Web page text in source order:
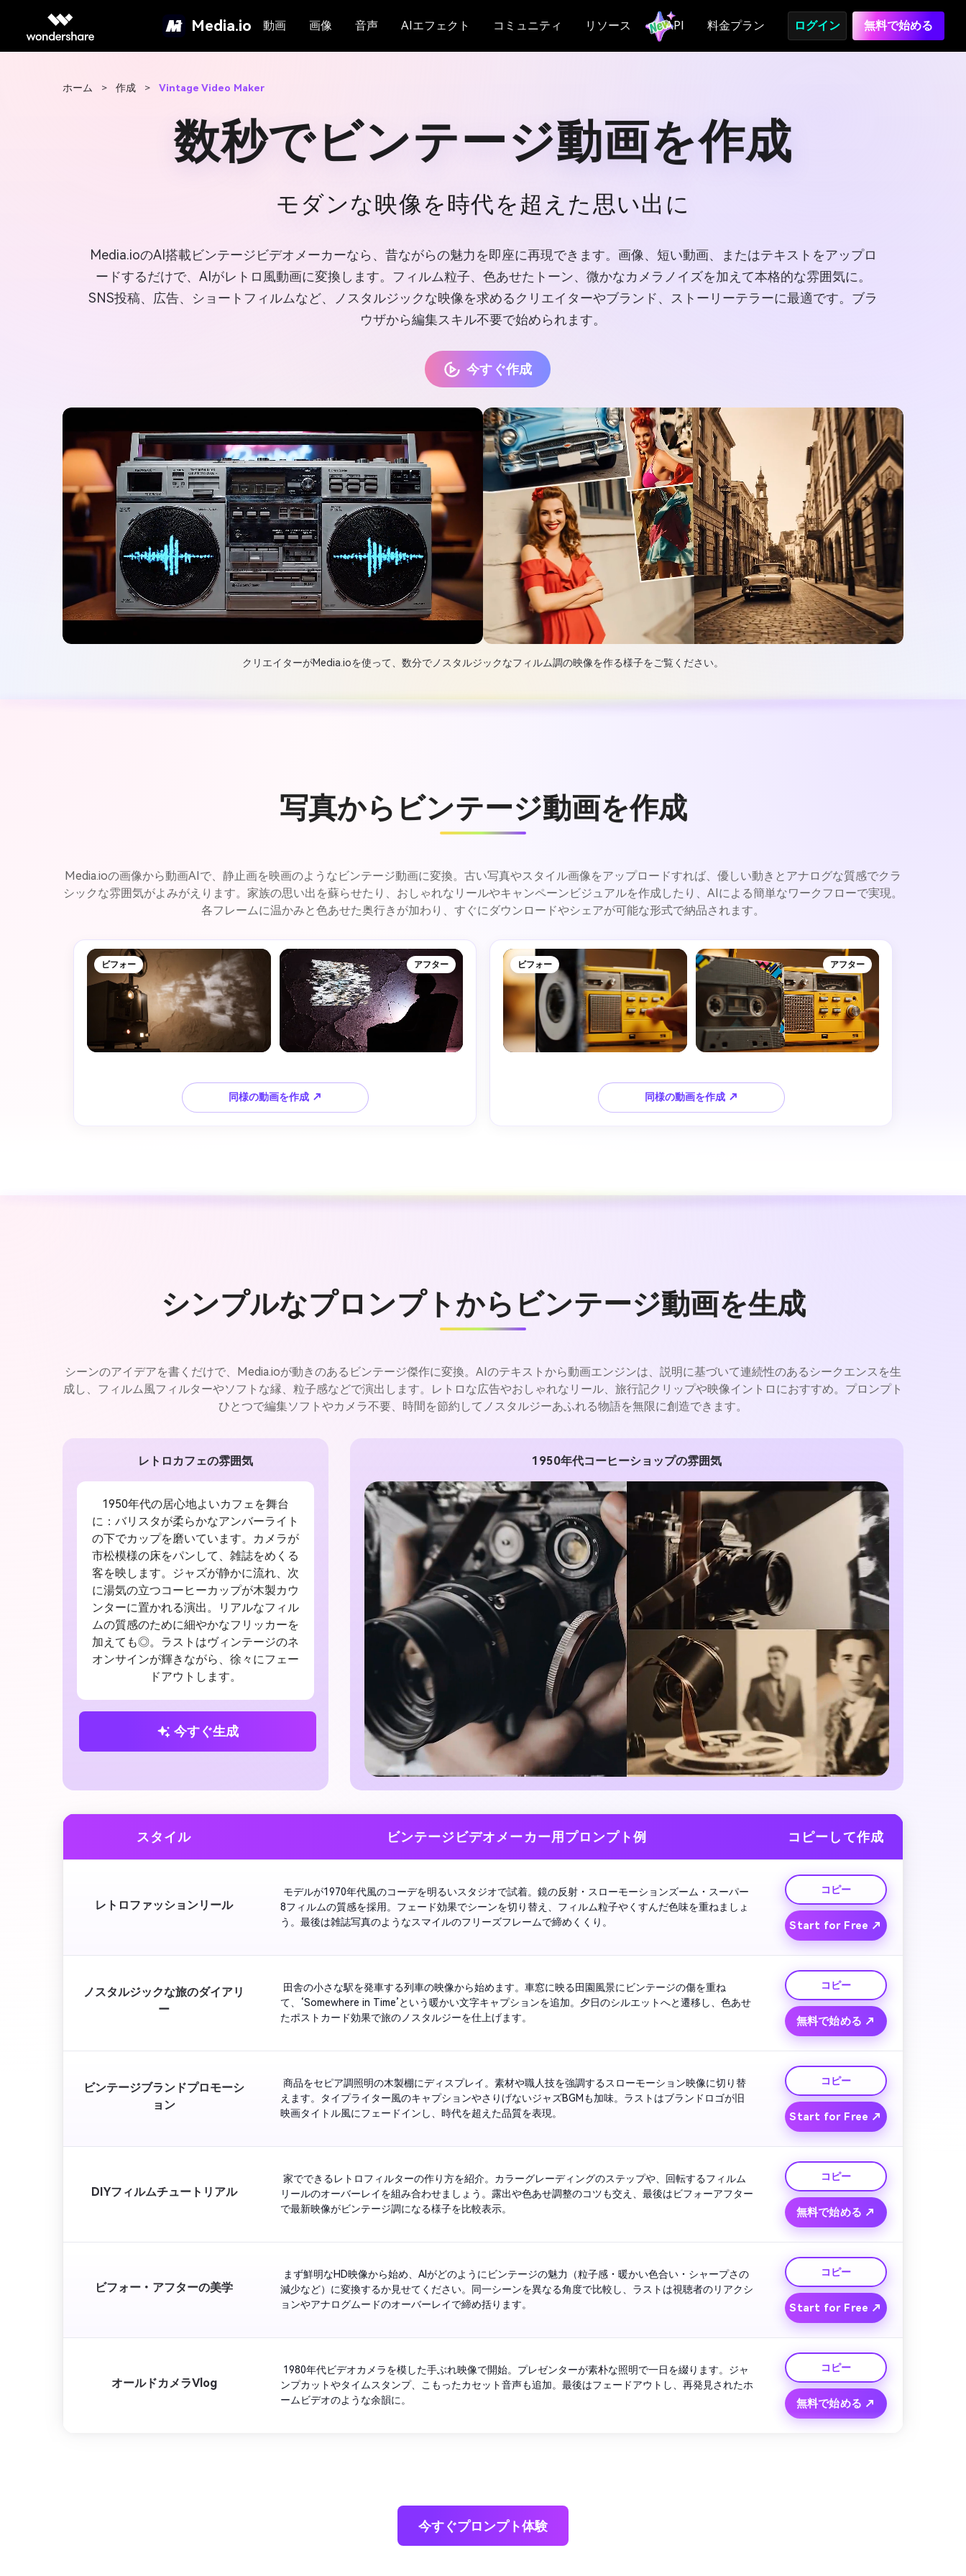
Media.io 動画 画像 音声 AIエフェクト コミュニティ リソース API 料金プラン ログイン 無料で始める
ホーム > 作成 > Vintage Video Maker
数秒でビンテージ動画を作成
モダンな映像を時代を超えた思い出に
Media.ioのAI搭載ビンテージビデオメーカーなら、昔ながらの魅力を即座に再現できます。画像、短い動画、またはテキストをアップロ
ードするだけで、AIがレトロ風動画に変換します。フィルム粒子、色あせたトーン、微かなカメラノイズを加えて本格的な雰囲気に。
SNS投稿、広告、ショートフィルムなど、ノスタルジックな映像を求めるクリエイターやブランド、ストーリーテラーに最適です。ブラ
ウザから編集スキル不要で始められます。
今すぐ作成
クリエイターがMedia.ioを使って、数分でノスタルジックなフィルム調の映像を作る様子をご覧ください。
写真からビンテージ動画を作成
Media.ioの画像から動画AIで、静止画を映画のようなビンテージ動画に変換。古い写真やスタイル画像をアップロードすれば、優しい動きとアナログな質感でクラ
シックな雰囲気がよみがえります。家族の思い出を蘇らせたり、おしゃれなリールやキャンペーンビジュアルを作成したり、AIによる簡単なワークフローで実現。
各フレームに温かみと色あせた奥行きが加わり、すぐにダウンロードやシェアが可能な形式で納品されます。
ビフォー アフター
同様の動画を作成 ↗
ビフォー アフター
同様の動画を作成 ↗
シンプルなプロンプトからビンテージ動画を生成
シーンのアイデアを書くだけで、Media.ioが動きのあるビンテージ傑作に変換。AIのテキストから動画エンジンは、説明に基づいて連続性のあるシークエンスを生
成し、フィルム風フィルターやソフトな縁、粒子感などで演出します。レトロな広告やおしゃれなリール、旅行記クリップや映像イントロにおすすめ。プロンプト
ひとつで編集ソフトやカメラ不要、時間を節約してノスタルジーあふれる物語を無限に創造できます。
レトロカフェの雰囲気
1950年代の居心地よいカフェを舞台
に：バリスタが柔らかなアンバーライト
の下でカップを磨いています。カメラが
市松模様の床をパンして、雑誌をめくる
客を映します。ジャズが静かに流れ、次
に湯気の立つコーヒーカップが木製カウ
ンターに置かれる演出。リアルなフィル
ムの質感のために細やかなフリッカーを
加えても◎。ラストはヴィンテージのネ
オンサインが輝きながら、徐々にフェー
ドアウトします。
今すぐ生成
1950年代コーヒーショップの雰囲気
スタイル ビンテージビデオメーカー用プロンプト例 コピーして作成
レトロファッションリール
モデルが1970年代風のコーデを明るいスタジオで試着。鏡の反射・スローモーションズーム・スーパー
8フィルムの質感を採用。フェード効果でシーンを切り替え、フィルム粒子やくすんだ色味を重ねましょ
う。最後は雑誌写真のようなスマイルのフリーズフレームで締めくくり。
コピー
Start for Free ↗
ノスタルジックな旅のダイアリ
ー
田舎の小さな駅を発車する列車の映像から始めます。車窓に映る田園風景にビンテージの傷を重ね
て、‘Somewhere in Time’という暖かい文字キャプションを追加。夕日のシルエットへと遷移し、色あせ
たポストカード効果で旅のノスタルジーを仕上げます。
コピー
無料で始める ↗
ビンテージブランドプロモーシ
ョン
商品をセピア調照明の木製棚にディスプレイ。素材や職人技を強調するスローモーション映像に切り替
えます。タイプライター風のキャプションやさりげないジャズBGMも加味。ラストはブランドロゴが旧
映画タイトル風にフェードインし、時代を超えた品質を表現。
コピー
Start for Free ↗
DIYフィルムチュートリアル
家でできるレトロフィルターの作り方を紹介。カラーグレーディングのステップや、回転するフィルム
リールのオーバーレイを組み合わせましょう。露出や色あせ調整のコツも交え、最後はビフォーアフター
で最新映像がビンテージ調になる様子を比較表示。
コピー
無料で始める ↗
ビフォー・アフターの美学
まず鮮明なHD映像から始め、AIがどのようにビンテージの魅力（粒子感・暖かい色合い・シャープさの
減少など）に変換するか見せてください。同一シーンを異なる角度で比較し、ラストは視聴者のリアクシ
ョンやアナログムードのオーバーレイで締め括ります。
コピー
Start for Free ↗
オールドカメラVlog
1980年代ビデオカメラを模した手ぶれ映像で開始。プレゼンターが素朴な照明で一日を綴ります。ジャ
ンプカットやタイムスタンプ、こもったカセット音声も追加。最後はフェードアウトし、再発見されたホ
ームビデオのような余韻に。
コピー
無料で始める ↗
今すぐプロンプト体験